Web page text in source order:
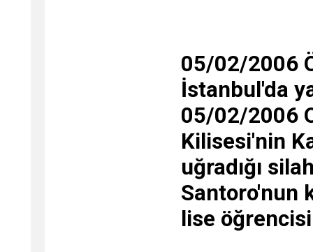
05/02/2006
İstanbul'da
05/02/2006
Kilisesi'nin
uğradığı
Santoro'nun
lise öğrencisi